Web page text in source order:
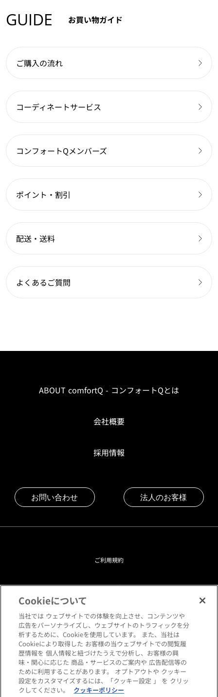
GUIDE お買い物ガイド
ご購入の流れ
コーディネートサービス
コンフォートQメンバーズ
ポイント・割引
配送・送料
よくあるご質問
ABOUT comfortQ - コンフォートQとは
会社概要
採用情報
お問い合わせ 法人のお客様
ご利用規約
プライバシーポリシー
クッキーポリシー
閲覧環境について
サイトマップ
Cookieについて
当社では ウェブサイトでの体験を向上させ、コンテンツや
広告をパーソナライズし、ウェブサイトのトラフィックを分
析するために、Cookieを使用しています。 また、当社は
Cookieにより取得した お客様の当ウェブサイトでの閲覧履
歴情報を 個人情報と紐づけたうえで分析し、お客様の興
味・関心に応じた 商品・サービスのご案内や 広告配信等の
ために利用することがあります。 オプトアウトや クッキー
設定をカスタマイズするには、「クッキー設定 」 を クリッ
クしてください。
クッキーポリシー